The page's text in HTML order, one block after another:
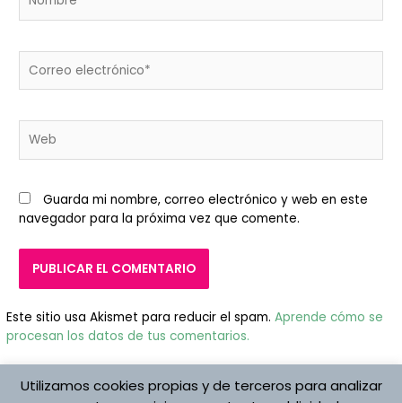
electrónico*
Guarda mi nombre, correo electrónico y web en este
navegador para la próxima vez que comente.
Este sitio usa Akismet para reducir el spam.Aprende cómo se
procesan los datos de tus comentarios.
Utilizamos cookies propias y de terceros para analizar